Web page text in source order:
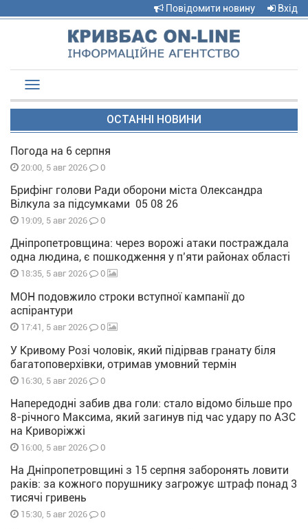
Повідомити новину Вхід
navigation
ОСТАННІ НОВИНИ
Погода на 6 серпня
20:00, 5 авг 2026 0
Брифінг голови Ради оборони міста Олександра
Вілкула за підсумками 05 08 26
19:09, 5 авг 2026 0
Дніпропетровщина: через ворожі атаки постраждала
одна людина, є пошкодження у п’яти районах області
18:35, 5 авг 2026 0
МОН подовжило строки вступної кампанії до
аспірантури
17:41, 5 авг 2026 0
У Кривому Розі чоловік, який підірвав гранату біля
багатоповерхівки, отримав умовний термін
16:30, 5 авг 2026 0
Напередодні забив два голи: стало відомо більше про
8-річного Максима, який загинув під час удару по АЗС
на Криворіжжі
16:00, 5 авг 2026 0
На Дніпропетровщині з 15 серпня заборонять ловити
раків: за кожного порушнику загрожує штраф понад 3
тисячі гривень
15:30, 5 авг 2026 0